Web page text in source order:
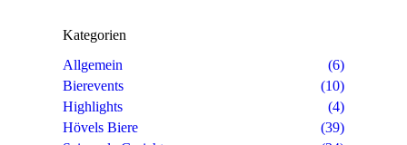
Kategorien
Allgemein
(6)
Bierevents
(10)
Highlights
(4)
Hövels Biere
(39)